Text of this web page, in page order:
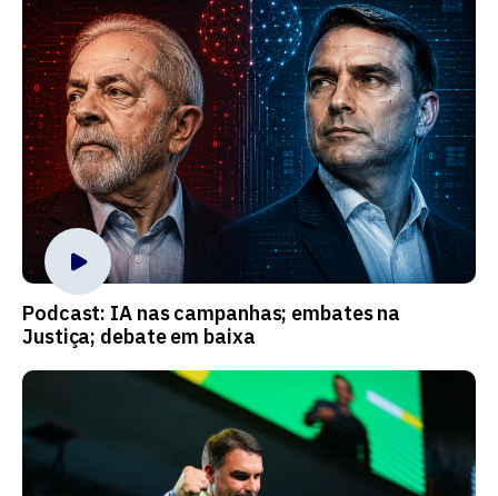
Podcast: IA nas campanhas; embates na
Justiça; debate em baixa